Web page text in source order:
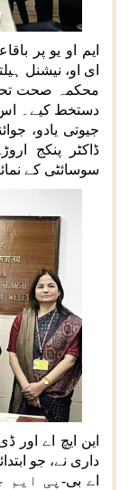
ایم او یو پر
ای او، نیشنل
محکمہ صحت
دستخط کیے۔ اس
جیوتی یادو،
ڈاکٹر پنکج
سوسائٹی کے
این ایچ اے اور
اے بی- پی ایم